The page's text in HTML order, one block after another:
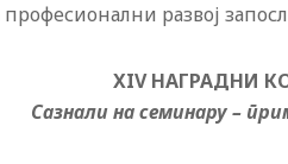
развој
XIV НАГРАДНИ
Сазнали на семинару–